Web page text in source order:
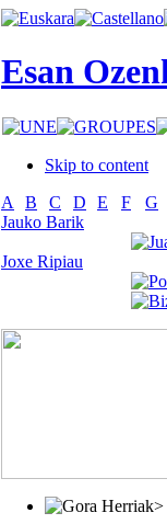
Esan
Skip to content
A
B C D E F G
Jauko Barik
Joxe Ripiau
>